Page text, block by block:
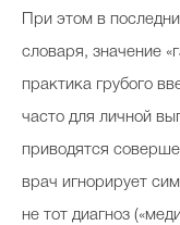
При этом в
словаря, значение
практика грубого
часто для личной
приводятся
врач игнорирует
не тот диагноз